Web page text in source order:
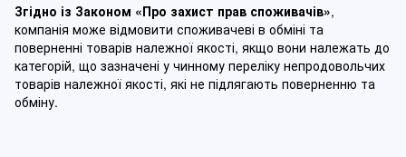
Згідно із Законом «Про захист прав споживачів»,
компанія може відмовити споживачеві в обміні та
поверненні товарів належної якості, якщо вони належать до
категорій, що зазначені у чинному переліку непродовольчих
товарів належної якості, які не підлягають поверненню та
обміну.